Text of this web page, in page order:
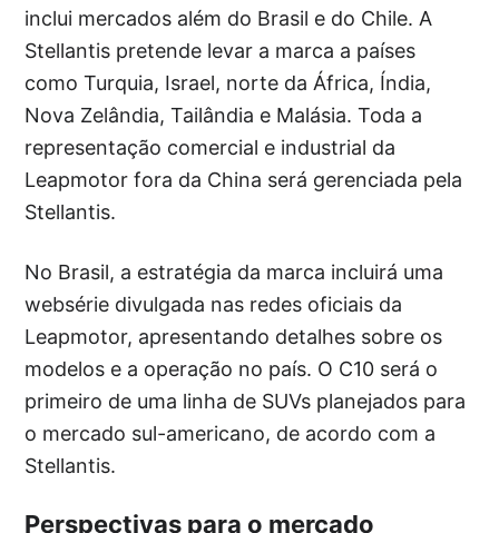
inclui mercados além do Brasil e do Chile. A
Stellantis pretende levar a marca a países
como Turquia, Israel, norte da África, Índia,
Nova Zelândia, Tailândia e Malásia. Toda a
representação comercial e industrial da
Leapmotor fora da China será gerenciada pela
Stellantis.
No Brasil, a estratégia da marca incluirá uma
websérie divulgada nas redes oficiais da
Leapmotor, apresentando detalhes sobre os
modelos e a operação no país. O C10 será o
primeiro de uma linha de SUVs planejados para
o mercado sul-americano, de acordo com a
Stellantis.
Perspectivas para o mercado